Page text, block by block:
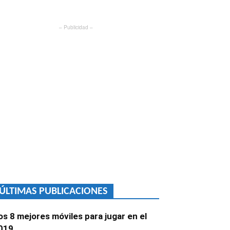
– Publicidad –
PUBLICACIONES
8 mejores móviles para jugar en el